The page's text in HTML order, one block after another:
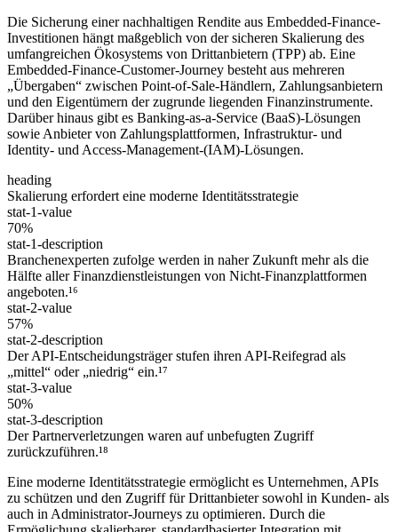
Die Sicherung einer nachhaltigen Rendite aus Embedded-Finance-
Investitionen hängt maßgeblich von der sicheren Skalierung des
umfangreichen Ökosystems von Drittanbietern (TPP) ab. Eine
Embedded-Finance-Customer-Journey besteht aus mehreren
„Übergaben“ zwischen Point-of-Sale-Händlern, Zahlungsanbietern
und den Eigentümern der zugrunde liegenden Finanzinstrumente.
Darüber hinaus gibt es Banking-as-a-Service (BaaS)-Lösungen
sowie Anbieter von Zahlungsplattformen, Infrastruktur- und
Identity- und Access-Management-(IAM)-Lösungen.
heading
Skalierung erfordert eine moderne Identitätsstrategie
stat-1-value
70%
stat-1-description
Branchenexperten zufolge werden in naher Zukunft mehr als die
Hälfte aller Finanzdienstleistungen von Nicht-Finanzplattformen
angeboten.¹⁶
stat-2-value
57%
stat-2-description
Der API-Entscheidungsträger stufen ihren API-Reifegrad als
„mittel“ oder „niedrig“ ein.¹⁷
stat-3-value
50%
stat-3-description
Der Partnerverletzungen waren auf unbefugten Zugriff
zurückzuführen.¹⁸
Eine moderne Identitätsstrategie ermöglicht es Unternehmen, APIs
zu schützen und den Zugriff für Drittanbieter sowohl in Kunden- als
auch in Administrator-Journeys zu optimieren. Durch die